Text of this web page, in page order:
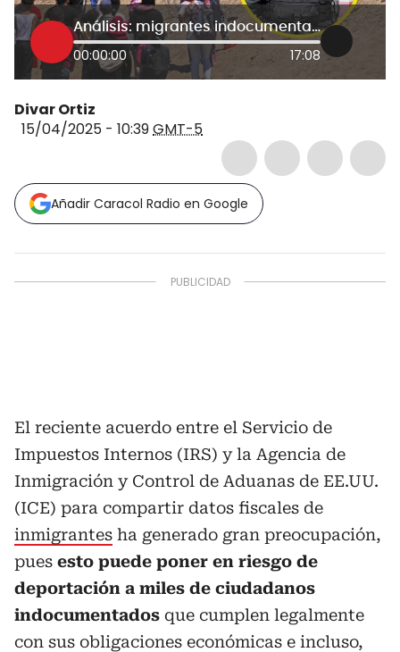
Análisis: migrantes indocumentados que pagan impuestos podrían ser deportados, ¿golpe para EE.UU?
00:00:00 17:08
Divar Ortiz
15/04/2025 - 10:39GMT-5
Añadir Caracol Radio en Google
El reciente acuerdo entre el Servicio de
Impuestos Internos (IRS) y la Agencia de
Inmigración y Control de Aduanas de EE.UU.
(ICE) para compartir datos fiscales de
inmigrantes ha generado gran preocupación,
pues esto puede poner en riesgo de
deportación a miles de ciudadanos
indocumentados que cumplen legalmente
con sus obligaciones económicas e incluso,